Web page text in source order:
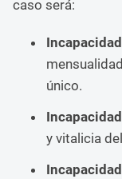
caso será:
único.
y vitalicia